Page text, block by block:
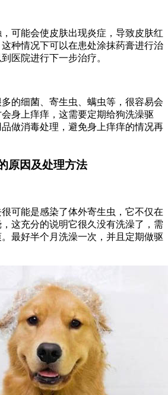
可能会使皮肤出现炎症，导致皮肤红
种情况下可以在患处涂抹药膏进行治
医院进行下一步治疗。
的细菌、寄生虫、螨虫等，很容易会
身上痒痒，这需要定期给狗洗澡驱
做消毒处理，避免身上痒痒的情况再
原因及处理方法
可能是感染了体外寄生虫，它不仅在
这充分的说明它很久没有洗澡了，需
最好半个月洗澡一次，并且定期做驱